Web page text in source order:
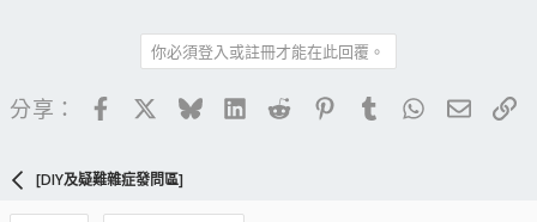
你必須登入或註冊才能在此回覆。
分享： FacebookBlueskyLinkedIn
Reddit PinterestTumblrWhatsApp
電子
[DIY及疑難雜症發問區]